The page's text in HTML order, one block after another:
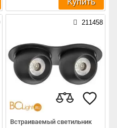
211458
Встраиваемый светильник